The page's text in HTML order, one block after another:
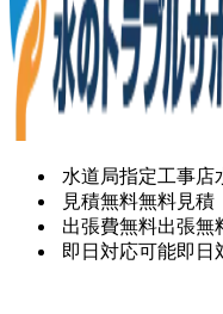
水道局指定工事店
見積無料無料見積
出張費無料出張無
即日対応可能即日